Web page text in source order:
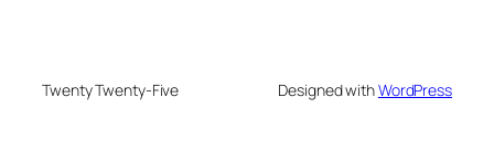
Twenty Twenty-Five Designed withWordPress